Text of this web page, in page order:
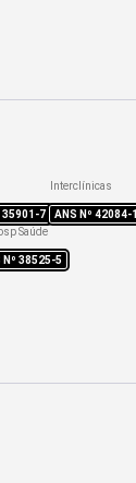
35901-7
Interclínicas
ANS Nº 42084-1
Saúde
Nº 38525-5